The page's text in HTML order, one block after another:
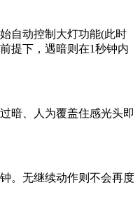
动控制大灯功能(此时
提下，遇暗则在1秒钟内
、人为覆盖住感光头即
无继续动作则不会再度